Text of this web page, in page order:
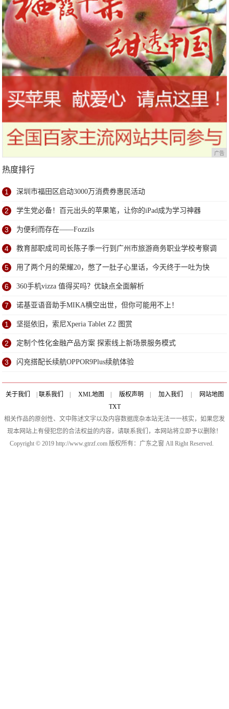
广告
热度排行
1 深圳市福田区启动3000万消费券惠民活动
2 学生党必备！百元出头的苹果笔，让你的iPad成为学习神器
3 为便利而存在——Fozzils
4 教育部职成司司长陈子季一行到广州市旅游商务职业学校考察调
研
5 用了两个月的荣耀20，憋了一肚子心里话，今天终于一吐为快
6 360手机vizza 值得买吗？优缺点全面解析
7 诺基亚语音助手MIKA横空出世，但你可能用不上！
1 坚挺依旧，索尼Xperia Tablet Z2 图赏
2 定制个性化金融产品方案 探索线上新场景服务模式
3 闪充搭配长续航OPPOR9Plus续航体验
关于我们 联系我们 XML地图 版权声明 加入我们
网站地图
TXT
相关作品的原创性、文中陈述文字以及内容数据庞杂本站无法一一核实，如果您发
现本网站上有侵犯您的合法权益的内容，请联系我们，本网站将立即予以删除！
Copyright © 2019 http://www.gtrzf.com 版权所有：广东之窗 All Right Reserved.